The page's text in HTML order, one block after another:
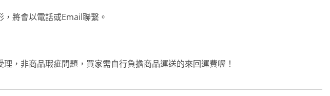
將會以電話或Email聯繫。
，非商品瑕疵問題，買家需自行負擔商品運送的來回運費喔！